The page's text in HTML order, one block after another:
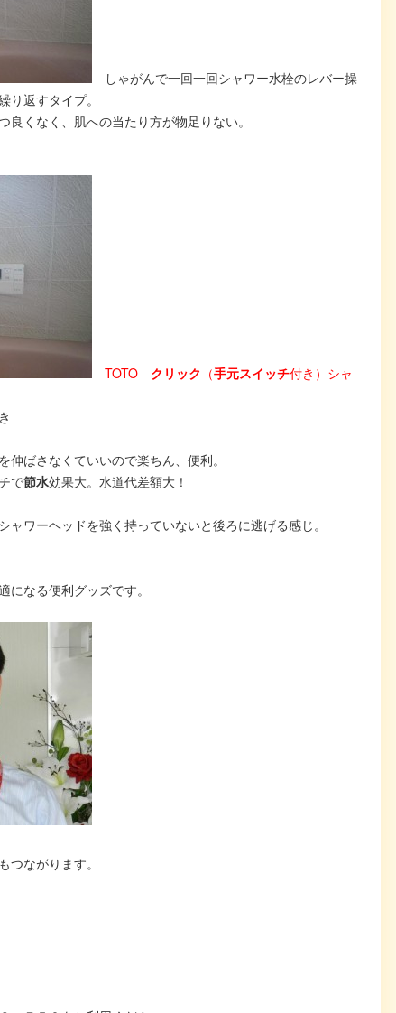
しゃがんで一回一回シャワー水栓のレバー操
り返すタイプ。
良くなく、肌への当たり方が物足りない。
TOTO クリック （手元スイッチ付き）シャ
伸ばさなくていいので楽ちん、便利。
で節水効果大。水道代差額大！
ャワーヘッドを強く持っていないと後ろに逃げる感じ。
になる便利グッズです。
つながります。